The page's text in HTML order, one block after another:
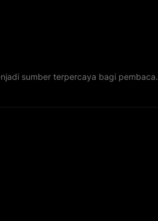
sumber terpercaya bagi pembaca.